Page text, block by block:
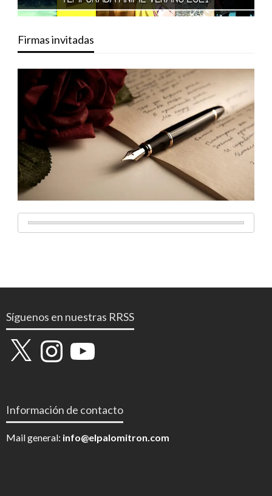
Firmas invitadas
Síguenos en nuestras RRSS
X InstagramYouTube
Información de contacto
Mail general: info@elpalomitron.com